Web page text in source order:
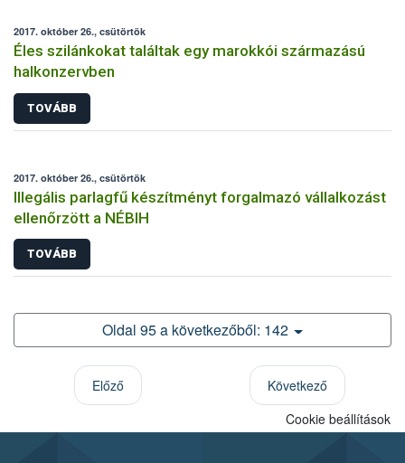
2017. október 26., csütörtök
Éles szilánkokat találtak egy marokkói származású
halkonzervben
TOVÁBB
2017. október 26., csütörtök
Illegális parlagfű készítményt forgalmazó vállalkozást
ellenőrzött a NÉBIH
TOVÁBB
Oldal 95 a következőből: 142
Előző
Következő
Cookie beállítások